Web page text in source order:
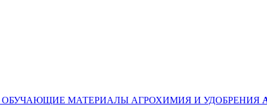
ОБУЧАЮЩИЕ МАТЕРИАЛЫ АГРОХИМИЯ И УДОБРЕНИЯ